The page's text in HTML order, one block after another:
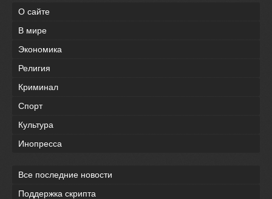
О сайте
В мире
Экономика
Религия
Криминал
Спорт
Культура
Инопресса
Все последние новости
Поддержка скрипта